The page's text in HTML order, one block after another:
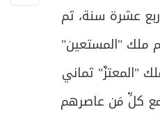
عشرة سنة، ثم
ملك "المستعين"
"المعتزّ" ثماني
كلِّ مَن عاصرهم